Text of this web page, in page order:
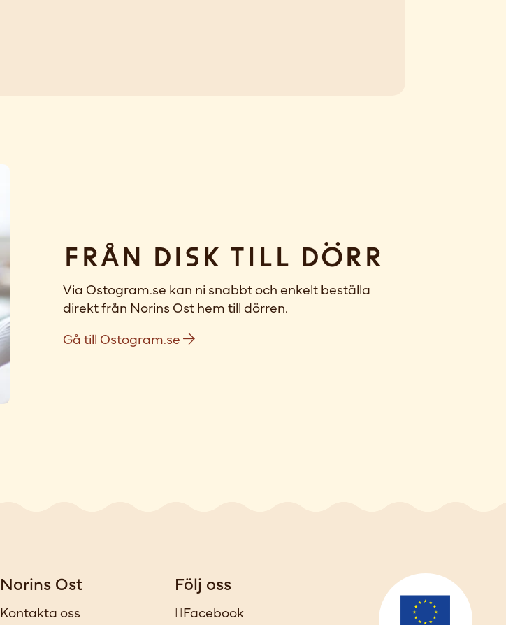
Från disk till dörr
Via Ostogram.se kan ni snabbt och enkelt beställa
direkt från Norins Ost hem till dörren.
Gå till Ostogram.se
Norins Ost
Kontakta oss
Följ oss
Facebook